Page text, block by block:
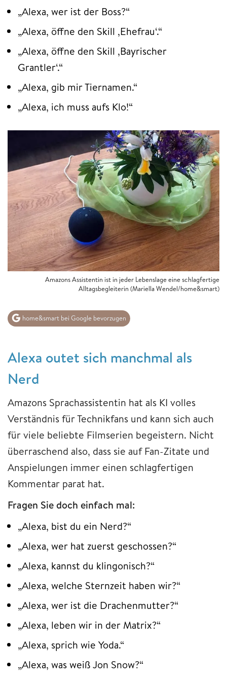
„Alexa, wer ist der Boss?“
„Alexa, öffne den Skill ‚Ehefrau‘.“
„Alexa, öffne den Skill ‚Bayrischer
Grantler‘.“
„Alexa, gib mir Tiernamen.“
„Alexa, ich muss aufs Klo!“
Amazons Assistentin ist in jeder Lebenslage eine schlagfertige
Alltagsbegleiterin (Mariella Wendel/home&smart)
home&smart bei Google bevorzugen
Alexa outet sich manchmal als
Nerd
Amazons Sprachassistentin hat als KI volles
Verständnis für Technikfans und kann sich auch
für viele beliebte Filmserien begeistern. Nicht
überraschend also, dass sie auf Fan-Zitate und
Anspielungen immer einen schlagfertigen
Kommentar parat hat.
Fragen Sie doch einfach mal:
„Alexa, bist du ein Nerd?“
„Alexa, wer hat zuerst geschossen?“
„Alexa, kannst du klingonisch?“
„Alexa, welche Sternzeit haben wir?“
„Alexa, wer ist die Drachenmutter?“
„Alexa, leben wir in der Matrix?“
„Alexa, sprich wie Yoda.“
„Alexa, was weiß Jon Snow?“